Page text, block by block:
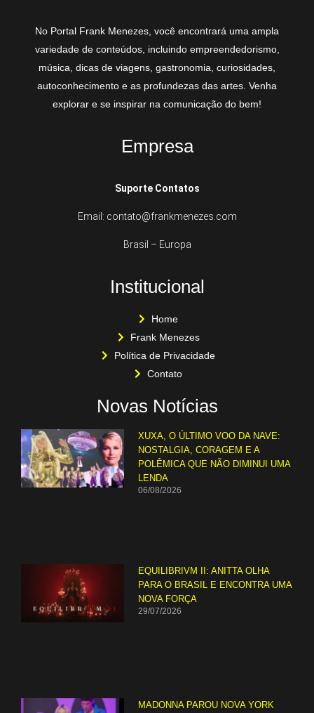
No Portal Frank Menezes, você encontrará uma ampla
variedade de conteúdos, incluindo empreendedorismo,
música, dicas de viagens, gastronomia, curiosidades,
autoconhecimento e as profundezas das artes. Venha
explorar e se inspirar na comunicação do bem!
Empresa
Suporte Contatos
Email: contato@frankmenezes.com
Brasil – Europa
Institucional
Home
Frank Menezes
Política de Privacidade
Contato
Novas Notícias
XUXA, O ÚLTIMO VOO DA NAVE:
NOSTALGIA, CORAGEM E A
POLÊMICA QUE NÃO DIMINUI UMA
LENDA
06/08/2026
EQUILIBRIVM II: ANITTA OLHA
PARA O BRASIL E ENCONTRA UMA
NOVA FORÇA
29/07/2026
MADONNA PAROU NOVA YORK